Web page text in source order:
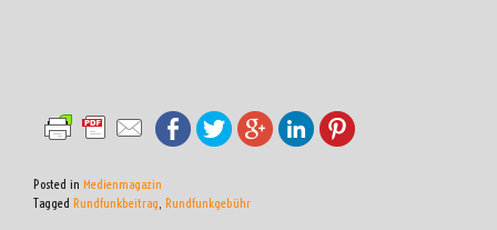
Posted in Medienmagazin
Tagged Rundfunkbeitrag Rundfunkgebühr